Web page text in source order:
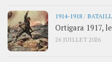
1914-1918 /
Ortigara 1917,
26 JUILLET 2026